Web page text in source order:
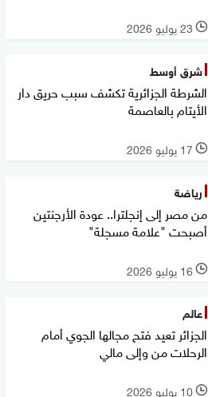
l 23 يوليو 2026
شرق أوسط
الشرطة الجزائرية تكشف سبب حريق دار
الأيتام بالعاصمة
l 17 يوليو 2026
رياضة
من مصر إلى إنجلترا.. عودة الأرجنتين
أصبحت "علامة مسجلة"
l 16 يوليو 2026
عالم
الجزائر تعيد فتح مجالها الجوي أمام
الرحلات من وإلى مالي
l 10 يوليو 2026